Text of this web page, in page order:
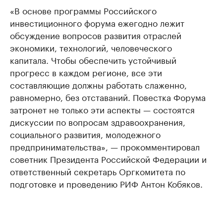
«В основе программы Российского
инвестиционного форума ежегодно лежит
обсуждение вопросов развития отраслей
экономики, технологий, человеческого
капитала. Чтобы обеспечить устойчивый
прогресс в каждом регионе, все эти
составляющие должны работать слаженно,
равномерно, без отставаний. Повестка Форума
затронет не только эти аспекты — состоятся
дискуссии по вопросам здравоохранения,
социального развития, молодежного
предпринимательства», — прокомментировал
советник Президента Российской Федерации и
ответственный секретарь Оргкомитета по
подготовке и проведению РИФ Антон Кобяков.